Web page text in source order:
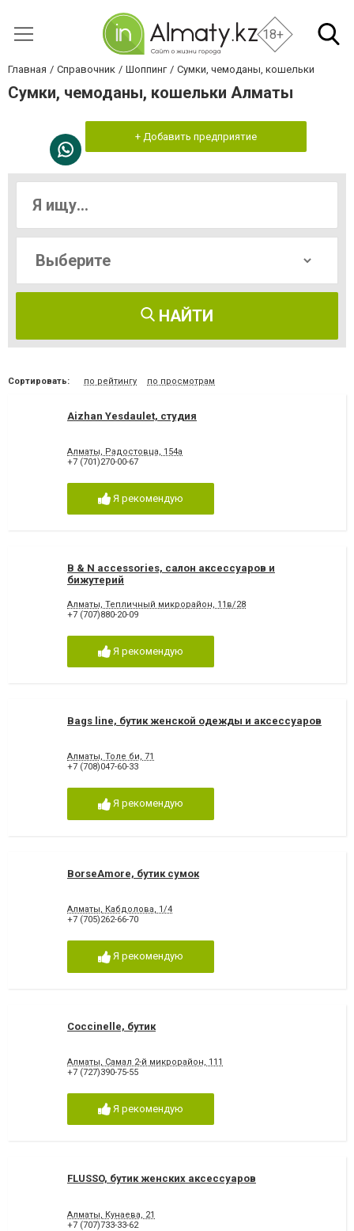
18+
Главная Справочник Шоппинг Сумки, чемоданы, кошельки
Сумки, чемоданы, кошельки Алматы
+ Добавить предприятие
НАЙТИ
Сортировать: по рейтингу по просмотрам
Aizhan Yesdaulet, студия
Алматы, Радостовца, 154а
+7 (701)270-00-67
Я рекомендую
B & N accessories, салон аксессуаров и
бижутерий
Алматы, Тепличный микрорайон, 11в/28
+7 (707)880-20-09
Я рекомендую
Bags line, бутик женской одежды и аксессуаров
Алматы, Толе би, 71
+7 (708)047-60-33
Я рекомендую
BorseAmore, бутик сумок
Алматы, Кабдолова, 1/4
+7 (705)262-66-70
Я рекомендую
Coccinelle, бутик
Алматы, Самал 2-й микрорайон, 111
+7 (727)390-75-55
Я рекомендую
FLUSSO, бутик женских аксессуаров
Алматы, Кунаева, 21
+7 (707)733-33-62